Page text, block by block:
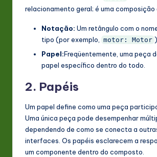
relacionamento geral; é uma composição
Notação: Um retângulo com o
tipo (por exemplo,
motor: Motor ).
Papel:Freqüentemente, uma peça
papel específico dentro do todo.
2. Papéis
Um papel define como uma peça
Uma única peça pode desempenhar
dependendo de como se conecta a
interfaces. Os papéis esclarecem a
um componente dentro do composto.